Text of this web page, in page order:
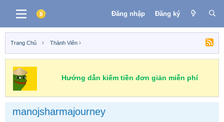
Đăng nhập Đăng ký
Trang Chủ Thành Viên
Hướng dẫn kiếm tiền đơn giản miễn phí
manojsharmajourney